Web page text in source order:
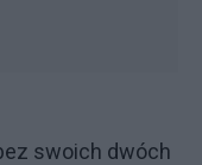
swoich dwóch